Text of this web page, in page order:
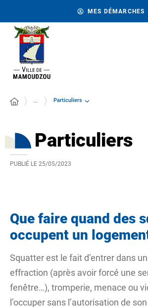
MES DÉMARCHES
… Particuliers
Particuliers
PUBLIÉ LE 25/05/2023
Que faire quand des
occupent un
Squatter est le fait d’entrer dans
effraction (après avoir forcé une
fenêtre…), tromperie, menace ou
l’occuper sans l’autorisation de